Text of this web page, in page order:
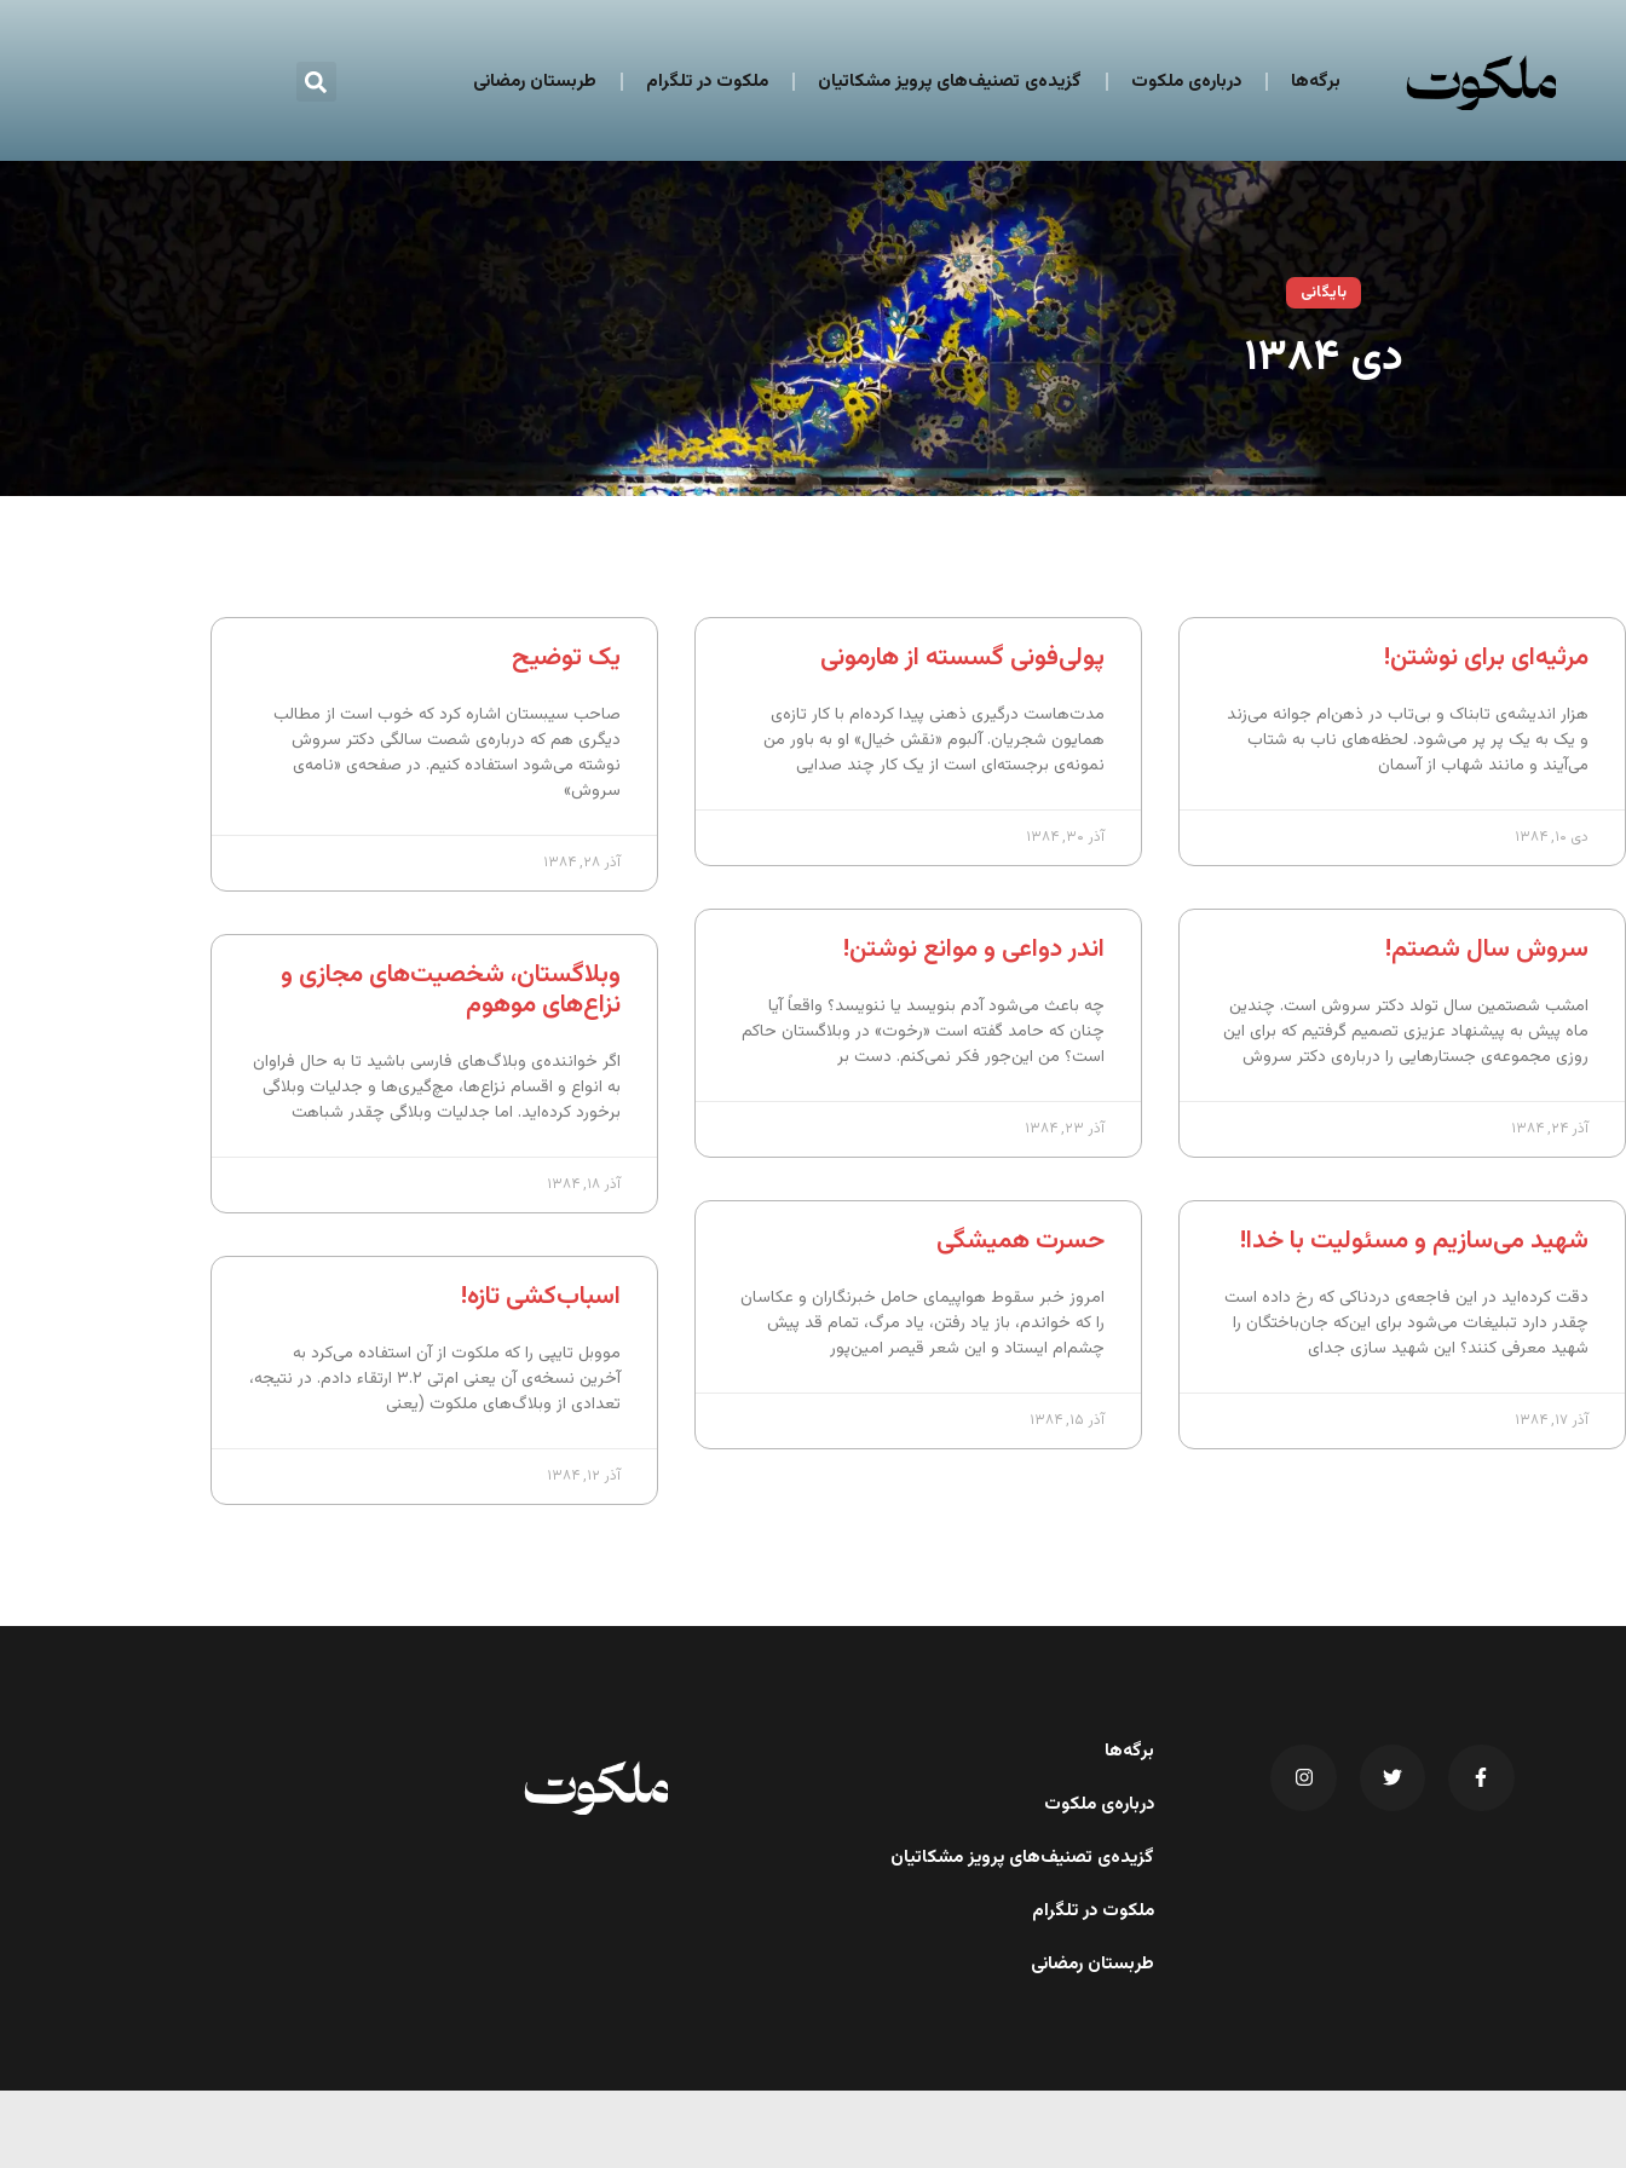
برگه‌ها درباره‌ی ملکوت گزیده‌ی تصنیف‌های پرویز مشکاتیان ملکوت در تلگرام طربستان رمضانی
بایگانی
دی ۱۳۸۴
مرثیه‌ای برای نوشتن!
هزار اندیشه‌ی تابناک و بی‌تاب در ذهن‌ام جوانه می‌زند
و یک به یک پر پر می‌شود. لحظه‌های ناب به شتاب
می‌آیند و مانند شهاب از آسمان
دی ۱۰, ۱۳۸۴
پولی‌فونی گسسته از هارمونی
مدت‌هاست درگیری ذهنی پیدا کرده‌ام با کار تازه‌ی
همایون شجریان. آلبوم «نقش خیال» او به باور من
نمونه‌ی برجسته‌ای است از یک کار چند صدایی
آذر ۳۰, ۱۳۸۴
یک توضیح
صاحب سیبستان اشاره کرد که خوب است از مطالب
دیگری هم که درباره‌ی شصت سالگی دکتر سروش
نوشته می‌شود استفاده کنیم. در صفحه‌ی «نامه‌ی
سروش»
آذر ۲۸, ۱۳۸۴
سروش سال شصتم!
امشب شصتمین سال تولد دکتر سروش است. چندین
ماه پیش به پیشنهاد عزیزی تصمیم گرفتیم که برای این
روزی مجموعه‌ی جستارهایی را درباره‌ی دکتر سروش
آذر ۲۴, ۱۳۸۴
اندر دواعی و موانع نوشتن!
چه باعث می‌شود آدم بنویسد یا ننویسد؟ واقعاً آیا
چنان که حامد گفته است «رخوت» در وبلاگستان حاکم
است؟ من این‌جور فکر نمی‌کنم. دست بر
آذر ۲۳, ۱۳۸۴
وبلاگستان، شخصیت‌های مجازی و
نزاع‌های موهوم
اگر خواننده‌ی وبلاگ‌های فارسی باشید تا به حال فراوان
به انواع و اقسام نزاع‌ها، مچ‌گیری‌ها و جدلیات وبلاگی
برخورد کرده‌اید. اما جدلیات وبلاگی چقدر شباهت
آذر ۱۸, ۱۳۸۴
شهید می‌سازیم و مسئولیت با خدا!
دقت کرده‌اید در این فاجعه‌ی دردناکی که رخ داده است
چقدر دارد تبلیغات می‌شود برای این‌که جان‌باختگان را
شهید معرفی کنند؟ این شهید سازی جدای
آذر ۱۷, ۱۳۸۴
حسرت همیشگی
امروز خبر سقوط هواپیمای حامل خبرنگاران و عکاسان
را که خواندم، باز یاد رفتن، یاد مرگ، تمام قد پیش
چشم‌ام ایستاد و این شعر قیصر امین‌پور
آذر ۱۵, ۱۳۸۴
اسباب‌کشی تازه!
مووبل تایپی را که ملکوت از آن استفاده می‌کرد به
آخرین نسخه‌ی آن یعنی ام‌تی ۳.۲ ارتقاء دادم. در نتیجه،
تعدادی از وبلاگ‌های ملکوت (یعنی
آذر ۱۲, ۱۳۸۴
برگه‌ها
درباره‌ی ملکوت
گزیده‌ی تصنیف‌های پرویز مشکاتیان
ملکوت در تلگرام
طربستان رمضانی